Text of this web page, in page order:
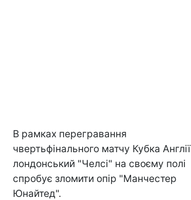
В рамках перегравання
чвертьфінального матчу Кубка Англії
лондонський "Челсі" на своєму полі
спробує зломити опір "Манчестер
Юнайтед".